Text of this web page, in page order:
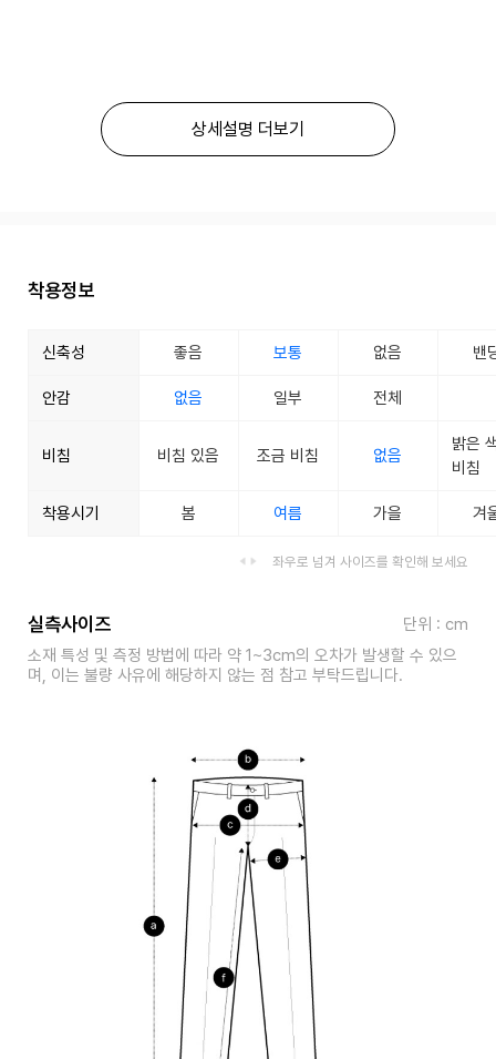
상세설명 더보기
착용정보
신축성 좋음 보통 없음 밴
안감 없음 일부 전체
비침 비침 있음 조금 비침 없음
밝은
비침
착용시기 봄 여름 가을 겨
좌우로 넘겨 사이즈를 확인해 보세요
실측사이즈
단위 : cm
소재 특성 및 측정 방법에 따라 약 1~3cm의 오차가 발생할 수 있으
며, 이는 불량 사유에 해당하지 않는 점 참고 부탁드립니다.